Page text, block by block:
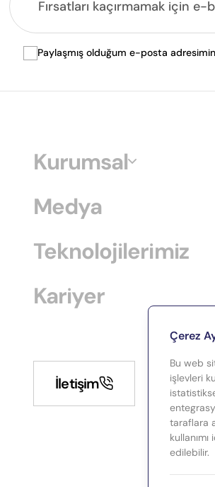
Paylaşmış olduğum e-posta
Kurumsal
Medya
Teknolojilerimiz
Kariyer
İletişim
Çerez
Bu web
işlevleri
taraflara
edilebilir.